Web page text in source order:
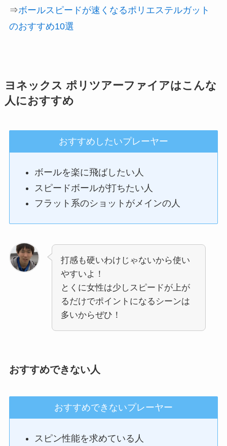
⇒ボールスピードが速くなるポリエステルガット
のおすすめ10選
ヨネックス ポリツアーファイアはこんな
人におすすめ
おすすめしたいプレーヤー
ボールを楽に飛ばしたい人
スピードボールが打ちたい人
フラット系のショットがメインの人
打感も硬いわけじゃないから使い
やすいよ！
とくに女性は少しスピードが上が
るだけでポイントになるシーンは
多いからぜひ！
おすすめできない人
おすすめできないプレーヤー
スピン性能を求めている人